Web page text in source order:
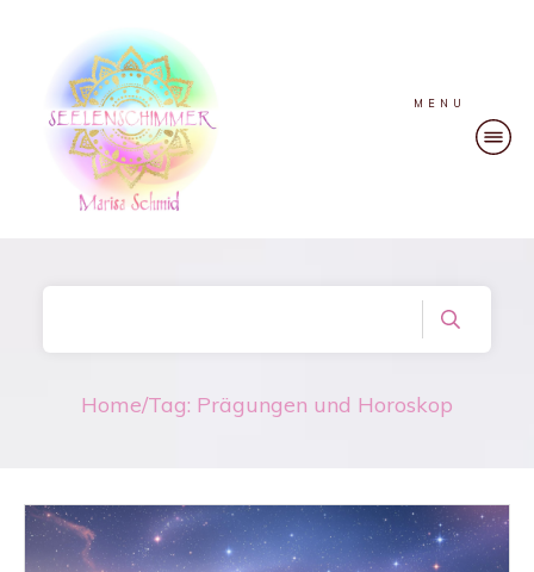
MENU
Home/Tag: Prägungen und Horoskop